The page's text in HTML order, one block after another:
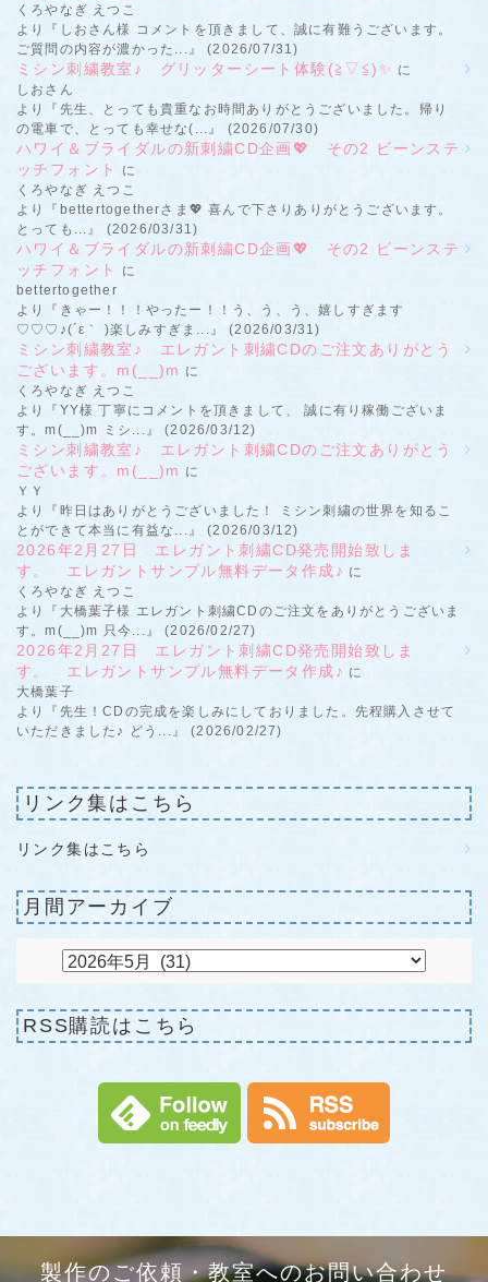
くろやなぎ えつこ
より『しおさん様 コメントを頂きまして、誠に有難うございます。
ご質問の内容が濃かった...』 (2026/07/31)
ミシン刺繍教室♪ グリッターシート体験(≧▽≦)✨ に
しおさん
より『先生、とっても貴重なお時間ありがとうございました。帰り
の電車で、とっても幸せな(...』 (2026/07/30)
ハワイ＆ブライダルの新刺繍CD企画💖 その2 ビーンステ
ッチフォント
に
くろやなぎ えつこ
より『bettertogetherさま💖 喜んで下さりありがとうございます。
とっても...』 (2026/03/31)
ハワイ＆ブライダルの新刺繍CD企画💖 その2 ビーンステ
ッチフォント
に
bettertogether
より『きゃー！！！やったー！！う、う、う、嬉しすぎます
♡♡♡♪(´ε｀ )楽しみすぎま...』 (2026/03/31)
ミシン刺繍教室♪ エレガント刺繍CDのご注文ありがとう
ございます。m(__)m に
くろやなぎ えつこ
より『YY様 丁寧にコメントを頂きまして、 誠に有り稼働ございま
す。m(__)m ミシ...』 (2026/03/12)
ミシン刺繍教室♪ エレガント刺繍CDのご注文ありがとう
ございます。m(__)m に
ＹＹ
より『昨日はありがとうございました！ ミシン刺繍の世界を知るこ
とができて本当に有益な...』 (2026/03/12)
2026年2月27日 エレガント刺繍CD発売開始致しま
す。 エレガントサンプル無料データ作成♪ に
くろやなぎ えつこ
より『大橋葉子様 エレガント刺繍CDのご注文をありがとうございま
す。m(__)m 只今...』 (2026/02/27)
2026年2月27日 エレガント刺繍CD発売開始致しま
す。 エレガントサンプル無料データ作成♪ に
大橋葉子
より『先生！CDの完成を楽しみにしておりました。先程購入させて
いただきました♪ どう...』 (2026/02/27)
リンク集はこちら
リンク集はこちら
月間アーカイブ
RSS購読はこちら
製作のご依頼・教室へのお問い合わせ